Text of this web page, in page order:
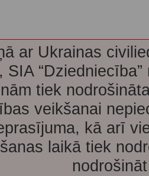
ar Ukrainas
SIA
tiek
veikšanai
kā arī
laikā tiek